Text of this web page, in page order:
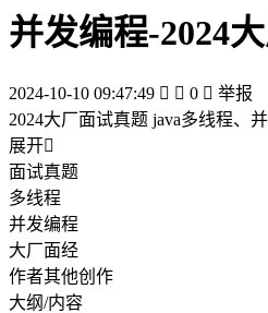
并发编程-2024
2024-10-10 09:47:49   0  举报
2024大厂面试真题 java多线程、
展开
面试真题
多线程
并发编程
大厂面经
作者其他创作
大纲/内容